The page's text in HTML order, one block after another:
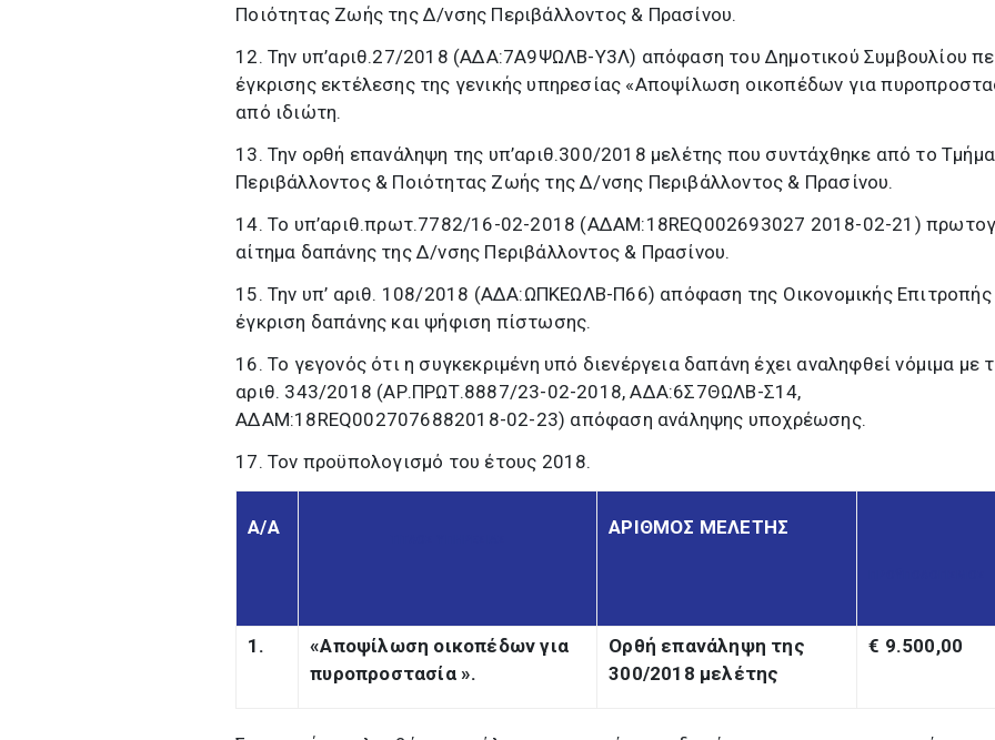
Ποιότητας Ζωής της Δ/νσης Περιβάλλοντος & Πρασίνου.
12. Την υπ’αριθ.27/2018 (ΑΔΑ:7Α9ΨΩΛΒ-Υ3Λ) απόφαση του Δημοτικού Συμβουλίου
έγκρισης εκτέλεσης της γενικής υπηρεσίας «Αποψίλωση οικοπέδων για
από ιδιώτη.
13. Την ορθή επανάληψη της υπ’αριθ.300/2018 μελέτης που συντάχθηκε από το Τμήμα
Περιβάλλοντος & Ποιότητας Ζωής της Δ/νσης Περιβάλλοντος & Πρασίνου.
14. Το υπ’αριθ.πρωτ.7782/16-02-2018 (ΑΔΑΜ:18REQ002693027 2018-02-21)
αίτημα δαπάνης της Δ/νσης Περιβάλλοντος & Πρασίνου.
15. Την υπ’ αριθ. 108/2018 (ΑΔΑ:ΩΠΚΕΩΛΒ-Π66) απόφαση της Οικονομικής Επιτροπής
έγκριση δαπάνης και ψήφιση πίστωσης.
16. Το γεγονός ότι η συγκεκριμένη υπό διενέργεια δαπάνη έχει αναληφθεί νόμιμα με
αριθ. 343/2018 (ΑΡ.ΠΡΩΤ.8887/23-02-2018, ΑΔΑ:6Σ7ΘΩΛΒ-Σ14,
ΑΔΑΜ:18REQ0027076882018-02-23) απόφαση ανάληψης υποχρέωσης.
17. Τον προϋπολογισμό του έτους 2018.
Α/Α ΑΡΙΘΜΟΣ ΜΕΛΕΤΗΣ
1.
«Αποψίλωση οικοπέδων για
πυροπροστασία ».
Ορθή επανάληψη της
300/2018 μελέτης
€ 9.500,00